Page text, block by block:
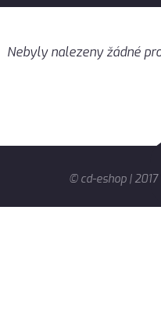
Nebyly nalezeny žádné
© cd-eshop |